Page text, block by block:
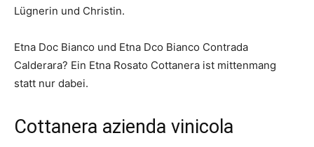
Lügnerin und Christin.
Etna Doc Bianco und Etna Dco Bianco Contrada
Calderara? Ein Etna Rosato Cottanera ist mittenmang
statt nur dabei.
Cottanera azienda vinicola